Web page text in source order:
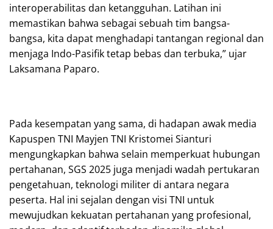
interoperabilitas dan ketangguhan. Latihan ini
memastikan bahwa sebagai sebuah tim bangsa-
bangsa, kita dapat menghadapi tantangan regional dan
menjaga Indo-Pasifik tetap bebas dan terbuka,” ujar
Laksamana Paparo.
Pada kesempatan yang sama, di hadapan awak media
Kapuspen TNI Mayjen TNI Kristomei Sianturi
mengungkapkan bahwa selain memperkuat hubungan
pertahanan, SGS 2025 juga menjadi wadah pertukaran
pengetahuan, teknologi militer di antara negara
peserta. Hal ini sejalan dengan visi TNI untuk
mewujudkan kekuatan pertahanan yang profesional,